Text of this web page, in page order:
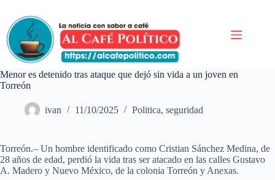
contenido
Menor es detenido tras ataque que dejó sin vida a un joven en
Torreón
ivan 11/10/2025 Politica, seguridad
Torreón.– Un hombre identificado como Cristian Sánchez Medina, de
28 años de edad, perdió la vida tras ser atacado en las calles Gustavo
A. Madero y Nuevo México, de la colonia Torreón y Anexas.